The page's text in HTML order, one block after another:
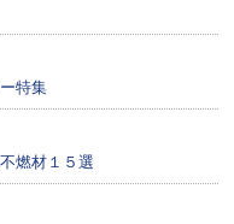
特集
燃材１５選